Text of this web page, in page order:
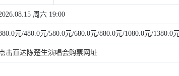
周六 19:00
元/480.0元/580.0元/680.0元/880.0元/1080.0元/1380.0
击直达陈楚生演唱会购票网址